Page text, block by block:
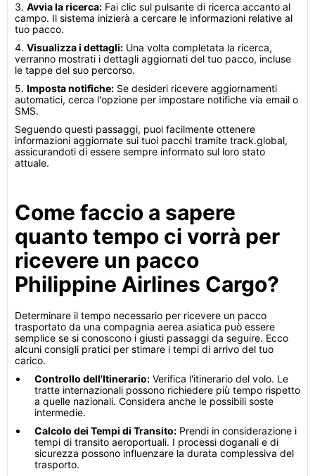
3. Avvia la ricerca: Fai clic sul pulsante di ricerca accanto al
campo. Il sistema inizierà a cercare le informazioni relative al
tuo pacco.
4. Visualizza i dettagli: Una volta completata la ricerca,
verranno mostrati i dettagli aggiornati del tuo pacco, incluse
le tappe del suo percorso.
5. Imposta notifiche: Se desideri ricevere aggiornamenti
automatici, cerca l'opzione per impostare notifiche via email o
SMS.
Seguendo questi passaggi, puoi facilmente ottenere
informazioni aggiornate sui tuoi pacchi tramite track.global,
assicurandoti di essere sempre informato sul loro stato
attuale.
Come faccio a sapere
quanto tempo ci vorrà per
ricevere un pacco
Philippine Airlines Cargo?
Determinare il tempo necessario per ricevere un pacco
trasportato da una compagnia aerea asiatica può essere
semplice se si conoscono i giusti passaggi da seguire. Ecco
alcuni consigli pratici per stimare i tempi di arrivo del tuo
carico.
Controllo dell'Itinerario: Verifica l'itinerario del volo. Le
tratte internazionali possono richiedere più tempo rispetto
a quelle nazionali. Considera anche le possibili soste
intermedie.
Calcolo dei Tempi di Transito: Prendi in considerazione i
tempi di transito aeroportuali. I processi doganali e di
sicurezza possono influenzare la durata complessiva del
trasporto.